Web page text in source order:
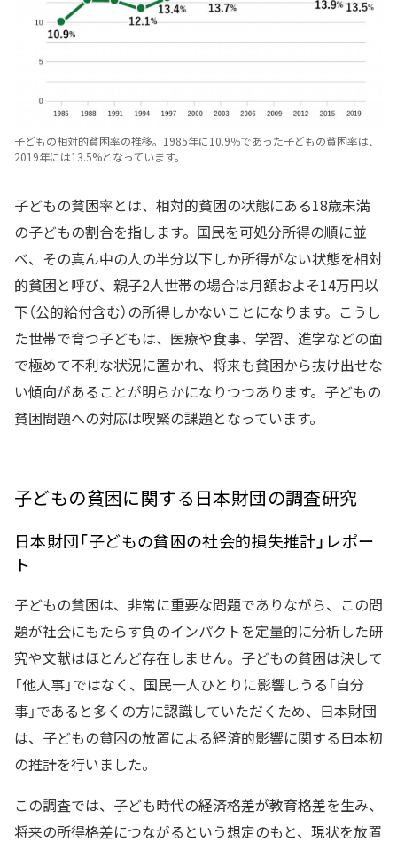
子どもの相対的貧困率の推移。1985年に10.9％であった子どもの貧困率は、
2019年には13.5%となっています。
子どもの貧困率とは、相対的貧困の状態にある18歳未満
の子どもの割合を指します。国民を可処分所得の順に並
べ、その真ん中の人の半分以下しか所得がない状態を相対
的貧困と呼び、親子2人世帯の場合は月額およそ14万円以
下（公的給付含む）の所得しかないことになります。こうし
た世帯で育つ子どもは、医療や食事、学習、進学などの面
で極めて不利な状況に置かれ、将来も貧困から抜け出せな
い傾向があることが明らかになりつつあります。子どもの
貧困問題への対応は喫緊の課題となっています。
子どもの貧困に関する日本財団の調査研究
日本財団「子どもの貧困の社会的損失推計」レポー
ト
子どもの貧困は、非常に重要な問題でありながら、この問
題が社会にもたらす負のインパクトを定量的に分析した研
究や文献はほとんど存在しません。子どもの貧困は決して
「他人事」ではなく、国民一人ひとりに影響しうる「自分
事」であると多くの方に認識していただくため、日本財団
は、子どもの貧困の放置による経済的影響に関する日本初
の推計を行いました。
この調査では、子ども時代の経済格差が教育格差を生み、
将来の所得格差につながるという想定のもと、現状を放置